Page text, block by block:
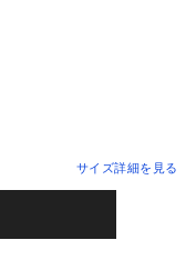
サイズ詳細を見る